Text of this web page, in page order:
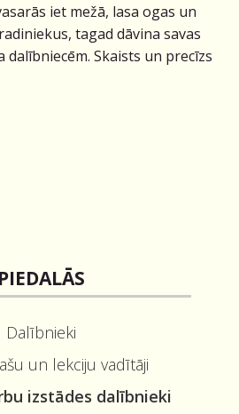
iet mežā, lasa ogas un
tagad dāvina savas
dalībniecēm. Skaists un precīzs
PIEDALĀS
Dalībnieki
un lekciju vadītāji
izstādes dalībnieki